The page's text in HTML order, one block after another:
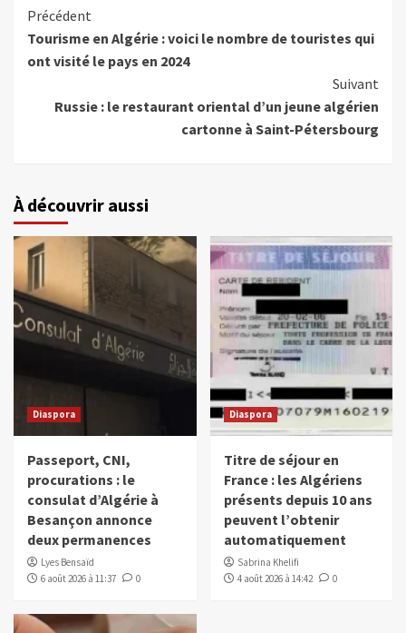
Précédent
Tourisme en Algérie : voici le nombre de touristes qui
ont visité le pays en 2024
Suivant
Russie : le restaurant oriental d’un jeune algérien
cartonne à Saint-Pétersbourg
À découvrir aussi
Diaspora
Passeport, CNI,
procurations : le
consulat d’Algérie à
Besançon annonce
deux permanences
Lyes Bensaïd
6 août 2026 à 11:37
0
Diaspora
Titre de séjour en
France : les Algériens
présents depuis 10 ans
peuvent l’obtenir
automatiquement
Sabrina Khelifi
4 août 2026 à 14:42
0